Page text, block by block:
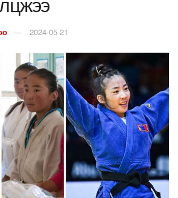
2024-05-21